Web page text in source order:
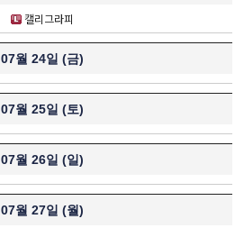
캘리그라피
07월 24일 (금)
07월 25일 (토)
07월 26일 (일)
07월 27일 (월)